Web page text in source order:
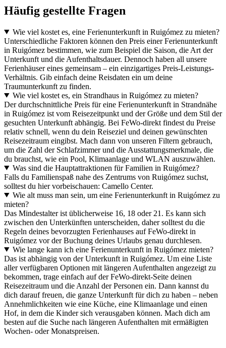
Häufig gestellte Fragen
Wie viel kostet es, eine Ferienunterkunft in Ruigómez zu mieten?
Unterschiedliche Faktoren können den Preis einer Ferienunterkunft
in Ruigómez bestimmen, wie zum Beispiel die Saison, die Art der
Unterkunft und die Aufenthaltsdauer. Dennoch haben all unsere
Ferienhäuser eines gemeinsam – ein einzigartiges Preis-Leistungs-
Verhältnis. Gib einfach deine Reisdaten ein um deine
Traumunterkunft zu finden.
Wie viel kostet es, ein Strandhaus in Ruigómez zu mieten?
Der durchschnittliche Preis für eine Ferienunterkunft in Strandnähe
in Ruigómez ist vom Reisezeitpunkt und der Größe und dem Stil der
gesuchten Unterkunft abhängig. Bei FeWo-direkt findest du Preise
relativ schnell, wenn du dein Reiseziel und deinen gewünschten
Reisezeitraum eingibst. Mach dann von unseren Filtern gebrauch,
um die Zahl der Schlafzimmer und die Ausstattungsmerkmale, die
du brauchst, wie ein Pool, Klimaanlage und WLAN auszuwählen.
Was sind die Hauptattraktionen für Familien in Ruigómez?
Falls du Familienspaß nahe des Zentrums von Ruigómez suchst,
solltest du hier vorbeischauen: Camello Center.
Wie alt muss man sein, um eine Ferienunterkunft in Ruigómez zu
mieten?
Das Mindestalter ist üblicherweise 16, 18 oder 21. Es kann sich
zwischen den Unterkünften unterscheiden, daher solltest du die
Regeln deines bevorzugten Ferienhauses auf FeWo-direkt in
Ruigómez vor der Buchung deines Urlaubs genau durchlesen.
Wie lange kann ich eine Ferienunterkunft in Ruigómez mieten?
Das ist abhängig von der Unterkunft in Ruigómez. Um eine Liste
aller verfügbaren Optionen mit längeren Aufenthalten angezeigt zu
bekommen, trage einfach auf der FeWo-direkt-Seite deinen
Reisezeitraum und die Anzahl der Personen ein. Dann kannst du
dich darauf freuen, die ganze Unterkunft für dich zu haben – neben
Annehmlichkeiten wie eine Küche, eine Klimaanlage und einen
Hof, in dem die Kinder sich verausgaben können. Mach dich am
besten auf die Suche nach längeren Aufenthalten mit ermäßigten
Wochen- oder Monatspreisen.